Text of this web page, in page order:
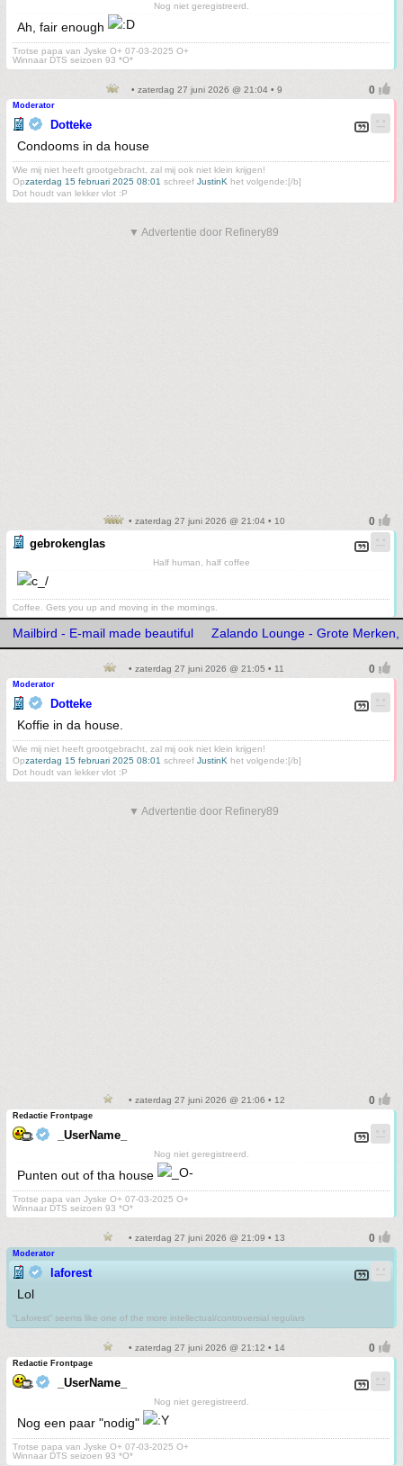
Nog niet geregistreerd.
Ah, fair enough
Trotse papa van Jyske O+ 07-03-2025 O+
Winnaar DTS seizoen 93 *O*
• zaterdag 27 juni 2026 @ 21:04 • 9
Moderator
Dotteke
Condooms in da house
Wie mij niet heeft grootgebracht, zal mij ook niet klein krijgen!
Opzaterdag 15 februari 2025 08:01 schreef JustinK het volgende:[/b]
Dot houdt van lekker vlot :P
▼ Advertentie door Refinery89
• zaterdag 27 juni 2026 @ 21:04 • 10
gebrokenglas
Half human, half coffee
Coffee. Gets you up and moving in the mornings.
Mailbird - E-mail made beautiful Zalando Lounge - Grote Merken,
• zaterdag 27 juni 2026 @ 21:05 • 11
Moderator
Dotteke
Koffie in da house.
Wie mij niet heeft grootgebracht, zal mij ook niet klein krijgen!
Opzaterdag 15 februari 2025 08:01 schreef JustinK het volgende:[/b]
Dot houdt van lekker vlot :P
▼ Advertentie door Refinery89
• zaterdag 27 juni 2026 @ 21:06 • 12
Redactie Frontpage
_UserName_
Nog niet geregistreerd.
Punten out of tha house
Trotse papa van Jyske O+ 07-03-2025 O+
Winnaar DTS seizoen 93 *O*
• zaterdag 27 juni 2026 @ 21:09 • 13
Moderator
laforest
Lol
“Laforest” seems like one of the more intellectual/controversial regulars
• zaterdag 27 juni 2026 @ 21:12 • 14
Redactie Frontpage
_UserName_
Nog niet geregistreerd.
Nog een paar "nodig"
Trotse papa van Jyske O+ 07-03-2025 O+
Winnaar DTS seizoen 93 *O*